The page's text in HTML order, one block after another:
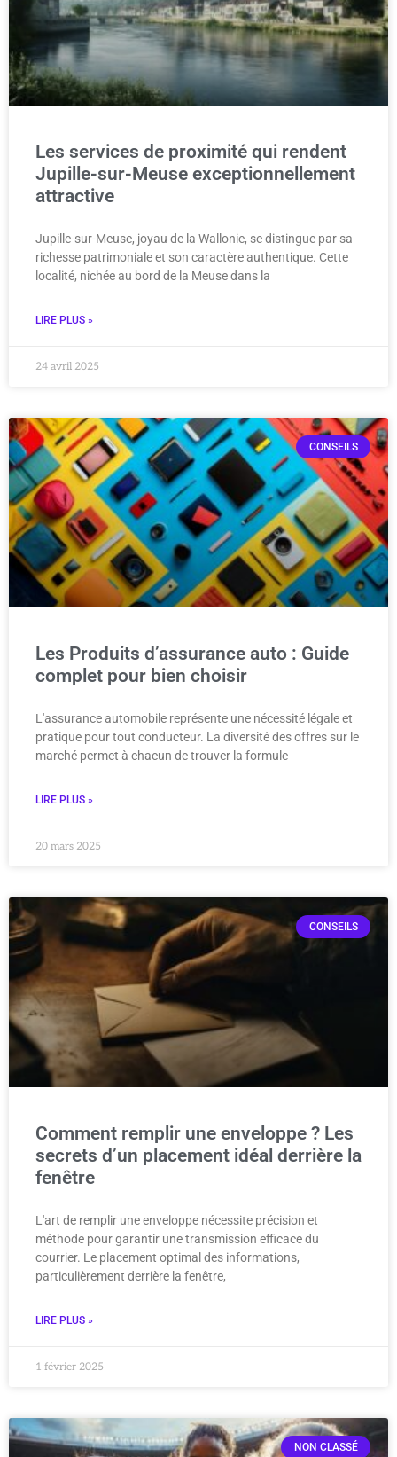
Les services de proximité qui rendent
Jupille-sur-Meuse exceptionnellement
attractive
Jupille-sur-Meuse, joyau de la Wallonie, se distingue par sa
richesse patrimoniale et son caractère authentique. Cette
localité, nichée au bord de la Meuse dans la
LIRE PLUS »
24 avril 2025
CONSEILS
Les Produits d’assurance auto : Guide
complet pour bien choisir
L'assurance automobile représente une nécessité légale et
pratique pour tout conducteur. La diversité des offres sur le
marché permet à chacun de trouver la formule
LIRE PLUS »
20 mars 2025
CONSEILS
Comment remplir une enveloppe ? Les
secrets d’un placement idéal derrière la
fenêtre
L'art de remplir une enveloppe nécessite précision et
méthode pour garantir une transmission efficace du
courrier. Le placement optimal des informations,
particulièrement derrière la fenêtre,
LIRE PLUS »
1 février 2025
NON CLASSÉ